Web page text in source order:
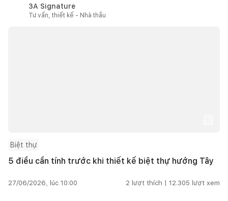
3A Signature
Tư vấn, thiết kế - Nhà thầu
Biệt thự
5 điều cần tính trước khi thiết kế biệt thự hướng Tây
27/06/2026, lúc 10:00 2 lượt thích | 12.305 lượt xem